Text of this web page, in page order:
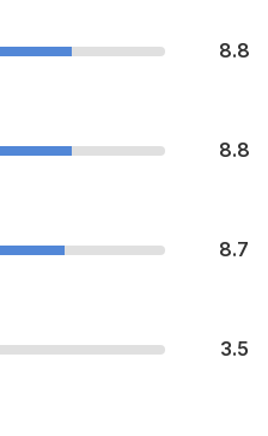
8.8
8.8
8.7
3.5